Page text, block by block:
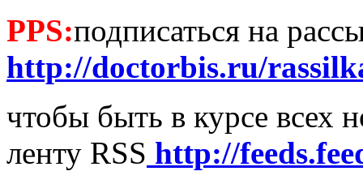
PPS:подписаться на
http://doctorbis.ru/
чтобы быть в курсе всех
ленту RSS http://